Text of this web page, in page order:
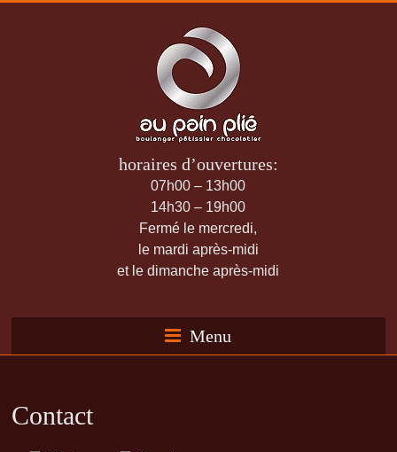
horaires d’ouvertures:
07h00 – 13h00
14h30 – 19h00
Fermé le mercredi,
le mardi après-midi
et le dimanche après-midi
Menu
Contact